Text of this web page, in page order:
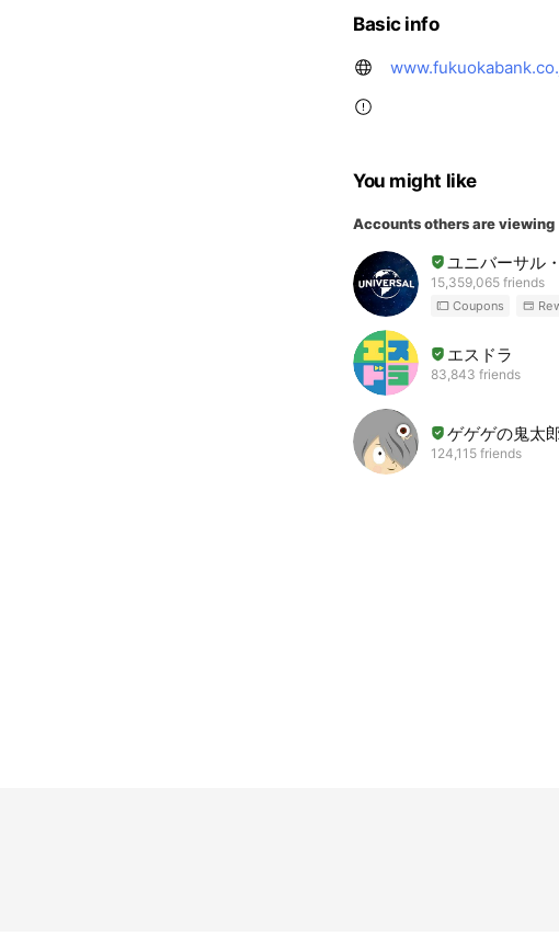
Basic info
You might like
Accounts others are viewing
ユニバーサル
15,359,065 friends
Coupons
エスドラ
83,843 friends
ゲゲゲの鬼太
124,115 friends